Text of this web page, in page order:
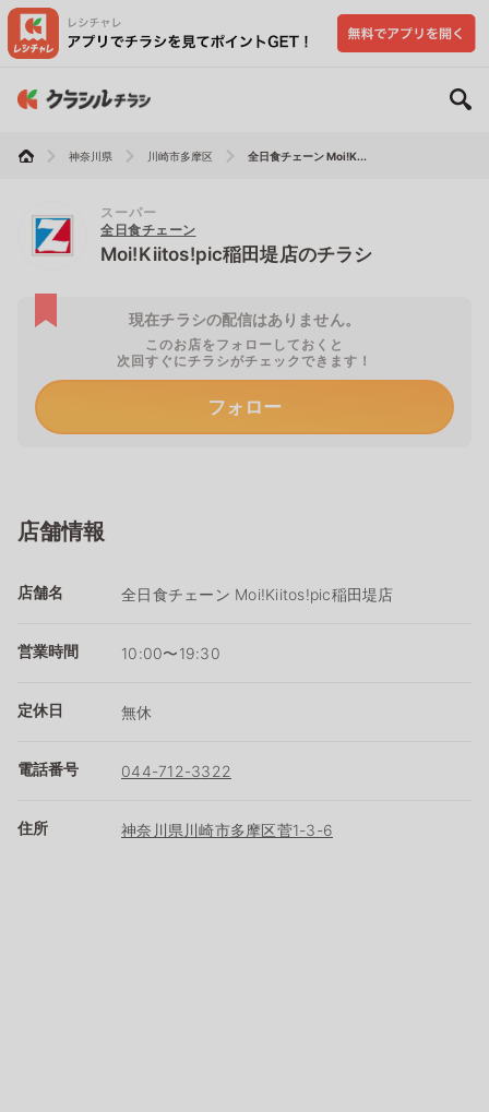
神奈川県 川崎市多摩区 全日食チェーン Moi!K...
スーパー
全日食チェーン
Moi!Kiitos!pic稲田堤店のチラシ
現在チラシの配信はありません。
このお店をフォローしておくと
次回すぐにチラシがチェックできます！
フォロー
店舗情報
店舗名 全日食チェーン Moi!Kiitos!pic稲田堤店
営業時間 10:00〜19:30
定休日 無休
電話番号 044-712-3322
住所 神奈川県川崎市多摩区菅1-3-6